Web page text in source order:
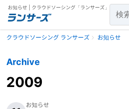
お知らせ | クラウドソーシング「ランサーズ」
クラウドソーシング ランサーズ お知らせ
Archive
2009
お知らせ